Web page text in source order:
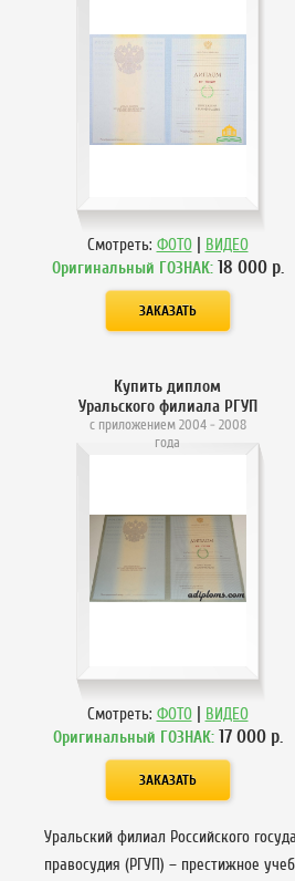
Смотреть: ФОТО | ВИДЕО
Оригинальный ГОЗНАК: 18 000р.
Купить диплом
Уральского филиала РГУП
с приложением 2004 - 2008
года
Смотреть: ФОТО | ВИДЕО
Оригинальный ГОЗНАК: 17 000р.
Уральский филиал Российского
правосудия (РГУП) – престижное